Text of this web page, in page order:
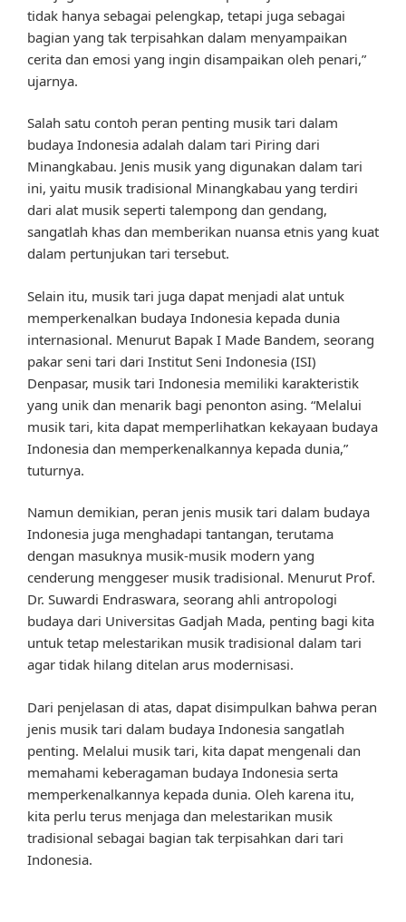
tidak hanya sebagai pelengkap, tetapi juga sebagai
bagian yang tak terpisahkan dalam menyampaikan
cerita dan emosi yang ingin disampaikan oleh penari,”
ujarnya.
Salah satu contoh peran penting musik tari dalam
budaya Indonesia adalah dalam tari Piring dari
Minangkabau. Jenis musik yang digunakan dalam tari
ini, yaitu musik tradisional Minangkabau yang terdiri
dari alat musik seperti talempong dan gendang,
sangatlah khas dan memberikan nuansa etnis yang kuat
dalam pertunjukan tari tersebut.
Selain itu, musik tari juga dapat menjadi alat untuk
memperkenalkan budaya Indonesia kepada dunia
internasional. Menurut Bapak I Made Bandem, seorang
pakar seni tari dari Institut Seni Indonesia (ISI)
Denpasar, musik tari Indonesia memiliki karakteristik
yang unik dan menarik bagi penonton asing. “Melalui
musik tari, kita dapat memperlihatkan kekayaan budaya
Indonesia dan memperkenalkannya kepada dunia,”
tuturnya.
Namun demikian, peran jenis musik tari dalam budaya
Indonesia juga menghadapi tantangan, terutama
dengan masuknya musik-musik modern yang
cenderung menggeser musik tradisional. Menurut Prof.
Dr. Suwardi Endraswara, seorang ahli antropologi
budaya dari Universitas Gadjah Mada, penting bagi kita
untuk tetap melestarikan musik tradisional dalam tari
agar tidak hilang ditelan arus modernisasi.
Dari penjelasan di atas, dapat disimpulkan bahwa peran
jenis musik tari dalam budaya Indonesia sangatlah
penting. Melalui musik tari, kita dapat mengenali dan
memahami keberagaman budaya Indonesia serta
memperkenalkannya kepada dunia. Oleh karena itu,
kita perlu terus menjaga dan melestarikan musik
tradisional sebagai bagian tak terpisahkan dari tari
Indonesia.